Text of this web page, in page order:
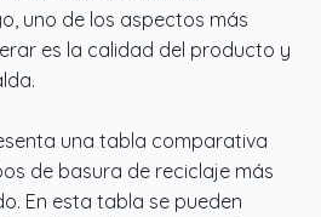
uno de los aspectos más
es la calidad del producto y
una tabla comparativa
de basura de reciclaje más
En esta tabla se pueden